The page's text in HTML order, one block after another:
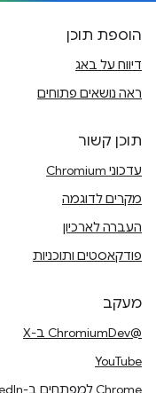
הוספת תוכן
דיווח על באג
ראה נושאים פתוחים
תוכן קשור
עדכוני Chromium
מקרים לדוגמה
העברה לארכיון
פודקאסטים ותוכניות
מעקב
@ChromiumDev ב-X
YouTube
Chrome למפתחים ב-LinkedIn